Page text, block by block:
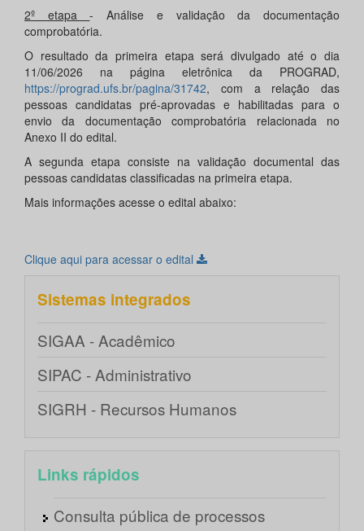
2º etapa- Análise e validação da documentação
comprobatória.
O resultado da primeira etapa será divulgado até o dia
11/06/2026 na página eletrônica da PROGRAD,
https://prograd.ufs.br/pagina/31742, com a relação das
pessoas candidatas pré-aprovadas e habilitadas para o
envio da documentação comprobatória relacionada no
Anexo II do edital.
A segunda etapa consiste na validação documental das
pessoas candidatas classificadas na primeira etapa.
Mais informações acesse o edital abaixo:
Clique aqui para acessar o edital
Sistemas integrados
SIGAA - Acadêmico
SIPAC - Administrativo
SIGRH - Recursos Humanos
Links rápidos
Consulta pública de processos